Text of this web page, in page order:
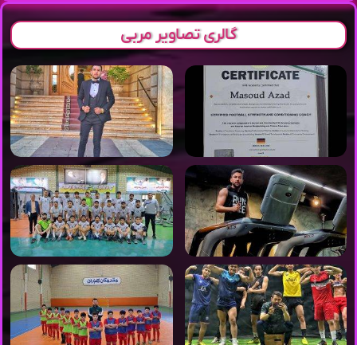
گالری تصاویر مربی